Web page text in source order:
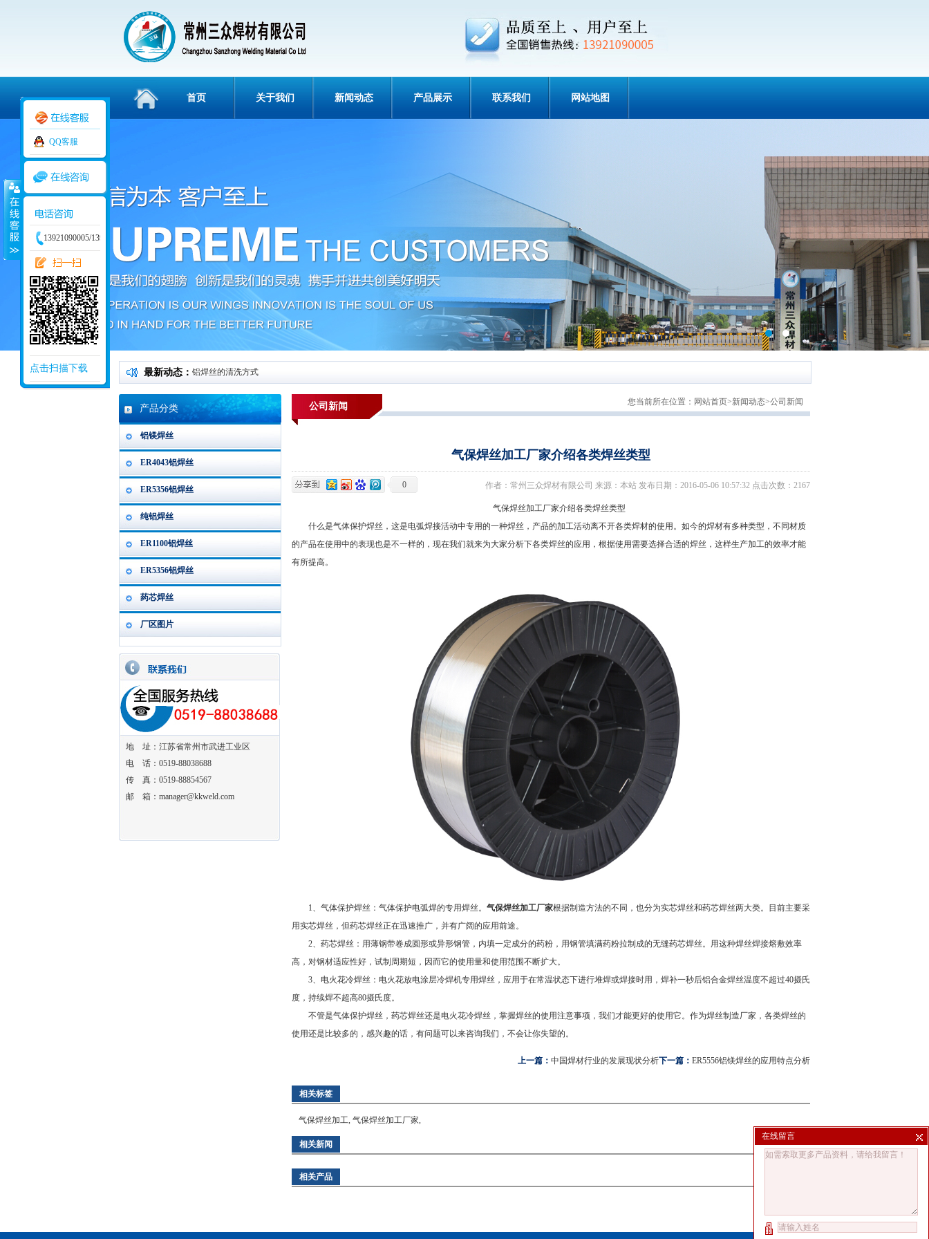
首页 关于我们 新闻动态 产品展示 联系我们 网站地图
最新动态： 铝焊丝的清洗方式
产品分类
铝镁焊丝
ER4043铝焊丝
ER5356铝焊丝
纯铝焊丝
ER1100铝焊丝
ER5356铝焊丝
药芯焊丝
厂区图片
地 址：江苏省常州市武进工业区
电 话：0519-88038688
传 真：0519-88854567
邮 箱：manager@kkweld.com
公司新闻 您当前所在位置： 网站首页>新闻动态>公司新闻
气保焊丝加工厂家介绍各类焊丝类型
0 作者：常州三众焊材有限公司 来源：本站 发布日期：2016-05-06 10:57:32 点击次数：2167
气保焊丝加工厂家介绍各类焊丝类型
什么是气体保护焊丝，这是电弧焊接活动中专用的一种焊丝，产品的加工活动离不开各类焊材的使用。如今的焊材有多种类型，不同材质
的产品在使用中的表现也是不一样的，现在我们就来为大家分析下各类焊丝的应用，根据使用需要选择合适的焊丝，这样生产加工的效率才能
有所提高。
1、气体保护焊丝：气体保护电弧焊的专用焊丝。 气保焊丝加工厂家根据制造方法的不同，也分为实芯焊丝和药芯焊丝两大类。目前主要采
用实芯焊丝，但药芯焊丝正在迅速推广，并有广阔的应用前途。
2、药芯焊丝：用薄钢带卷成圆形或异形钢管，内填一定成分的药粉，用钢管填满药粉拉制成的无缝药芯焊丝。用这种焊丝焊接熔敷效率
高，对钢材适应性好，试制周期短，因而它的使用量和使用范围不断扩大。
3、电火花冷焊丝：电火花放电涂层冷焊机专用焊丝，应用于在常温状态下进行堆焊或焊接时用，焊补一秒后铝合金焊丝温度不超过40摄氏
度，持续焊不超高80摄氏度。
不管是气体保护焊丝，药芯焊丝还是电火花冷焊丝，掌握焊丝的使用注意事项，我们才能更好的使用它。作为焊丝制造厂家，各类焊丝的
使用还是比较多的，感兴趣的话，有问题可以来咨询我们，不会让你失望的。
上一篇： 中国焊材行业的发展现状分析下一篇： ER5556铝镁焊丝的应用特点分析
相关标签
气保焊丝加工, 气保焊丝加工厂家,
相关新闻
相关产品
QQ客服
13921090005/13915829234
点击扫描下载
在线留言